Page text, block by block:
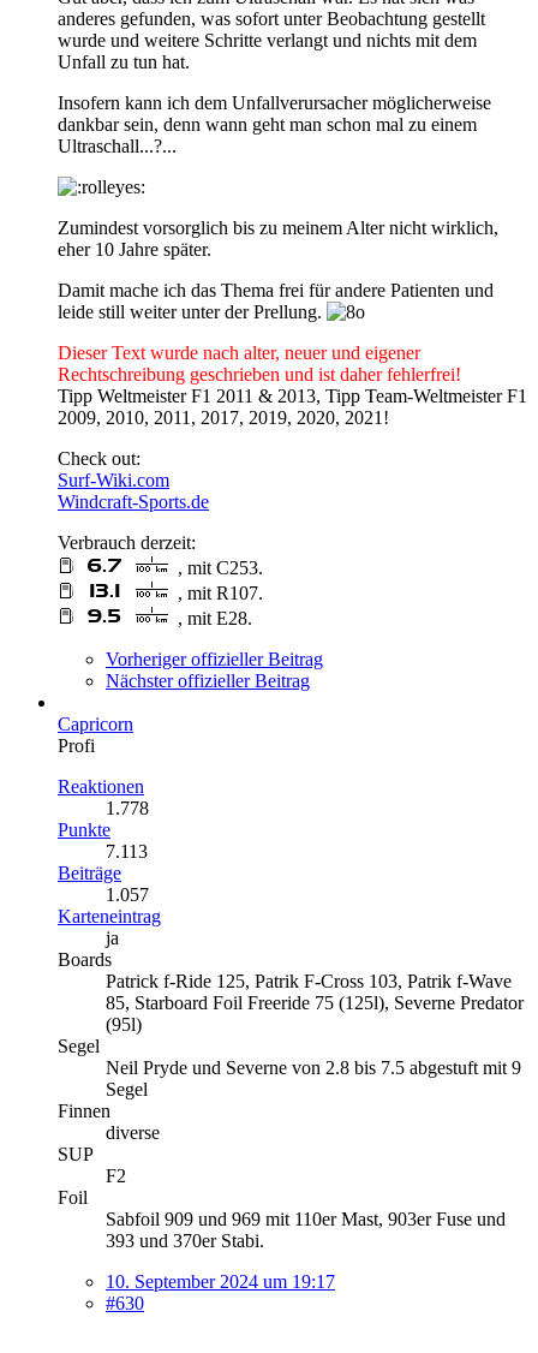
anderes gefunden, was sofort unter Beobachtung gestellt
wurde und weitere Schritte verlangt und nichts mit dem
Unfall zu tun hat.
Insofern kann ich dem Unfallverursacher möglicherweise
dankbar sein, denn wann geht man schon mal zu einem
Ultraschall...?...
Zumindest vorsorglich bis zu meinem Alter nicht wirklich,
eher 10 Jahre später.
Damit mache ich das Thema frei für andere Patienten und
leide still weiter unter der Prellung.
Dieser Text wurde nach alter, neuer und eigener
Rechtschreibung geschrieben und ist daher fehlerfrei!
Tipp Weltmeister F1 2011 & 2013, Tipp Team-Weltmeister F1
2009, 2010, 2011, 2017, 2019, 2020, 2021!
Check out:
Surf-Wiki.com
Windcraft-Sports.de
Verbrauch derzeit:
, mit C253.
, mit R107.
, mit E28.
Vorheriger offizieller Beitrag
Nächster offizieller Beitrag
Capricorn
Profi
Reaktionen
1.778
Punkte
7.113
Beiträge
1.057
Karteneintrag
ja
Boards
Patrick f-Ride 125, Patrik F-Cross 103, Patrik f-Wave
85, Starboard Foil Freeride 75 (125l), Severne Predator
(95l)
Segel
Neil Pryde und Severne von 2.8 bis 7.5 abgestuft mit 9
Segel
Finnen
diverse
SUP
F2
Foil
Sabfoil 909 und 969 mit 110er Mast, 903er Fuse und
393 und 370er Stabi.
10. September 2024 um 19:17
#630